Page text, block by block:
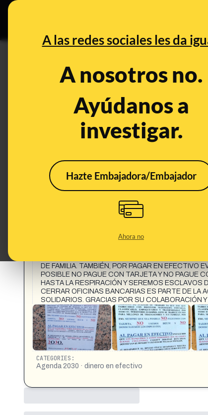
A las redes sociales les da
A nosotros no.
Ayúdanos a
investigar.
Hazte Embajadora/Embajador
Ahora no
¿Los jóvenes y mayores
monedas y billetes crea
This content has NOT yet
What's being said:
«Los jóvenes y mayores deben
This content
79. ESTO NO ES PUBLICIDAD. ABRIR YA LOS
JÓVENES Y MAYORES TENEMOS QUE PAGAR
MILLONES DE PUESTOS DE TRABAJO. GRACIAS
EUROPEO MILLONES DE TRABAJADORES
DE FAMILIA. TAMBIÉN, POR PAGAR EN EFECTIVO
POSIBLE NO PAGUE CON TARJETA Y NO PAGUE
HASTA LA RESPIRACIÓN Y SEREMOS ESCLAVOS
CERRAR OFICINAS BANCARIAS ES PARTE DE LA
SOLIDARIOS. GRACIAS POR SU COLABORACIÓN Y
CATEGORIES:
Agenda 2030 · dinero en efectivo